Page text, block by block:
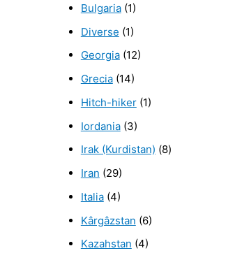
Bulgaria(1)
Diverse (1)
Georgia(12)
Grecia(14)
Hitch-hiker(1)
Iordania(3)
Irak (Kurdistan) (8)
Iran (29)
Italia(4)
Kârgâzstan (6)
Kazahstan (4)